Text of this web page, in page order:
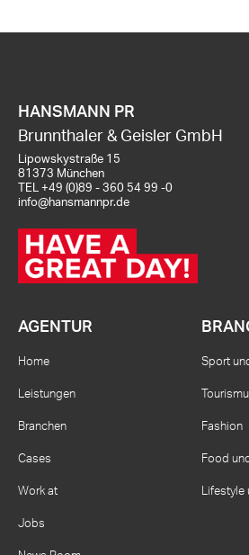
HANSMANN PR
Brunnthaler & Geisler GmbH
Lipowskystraße 15
81373 München
TEL +49 (0)89 - 360 54 99 -0
info@hansmannpr.de
AGENTUR
Home
Leistungen
Branchen
Cases
Work at
Jobs
Sport
Fashion
Food
Lifestyle